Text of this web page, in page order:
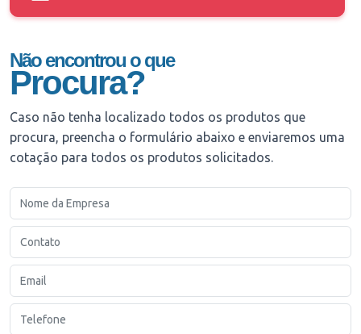
Não encontrou o que
Procura?
Caso não tenha localizado todos os produtos que
procura, preencha o formulário abaixo e enviaremos uma
cotação para todos os produtos solicitados.